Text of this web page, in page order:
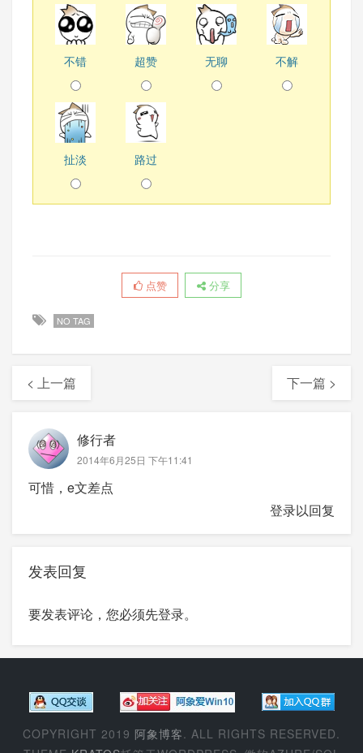
不错 超赞 无聊 不解
扯淡 路过
点赞 分享
NO TAG
< 上一篇 下一篇 >
修行者
2014年6月25日 下午11:41
可惜，e文差点
登录以回复
发表回复
要发表评论，您必须先登录。
COPYRIGHT 2019 阿象博客 . ALL RIGHTS RESERVED.